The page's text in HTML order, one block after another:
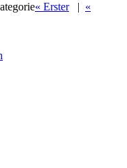
« Erster| «